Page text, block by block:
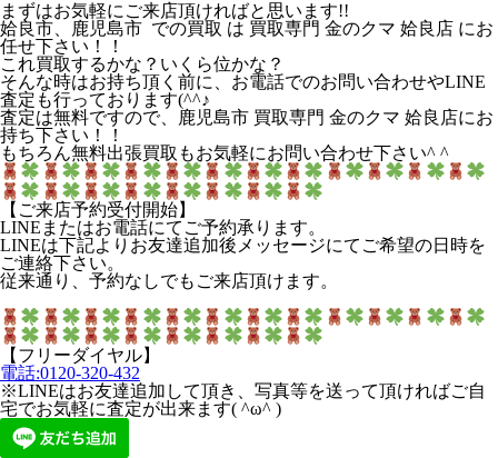
まずはお気軽にご来店頂ければと思います!!
姶良市、鹿児島市 での買取 は 買取専門 金のクマ 姶良店 にお
任せ下さい！！
これ買取するかな？いくら位かな？
そんな時はお持ち頂く前に、お電話でのお問い合わせやLINE
査定も行っております(^^♪
査定は無料ですので、鹿児島市 買取専門 金のクマ 姶良店にお
持ち下さい！！
もちろん無料出張買取もお気軽にお問い合わせ下さい^ ^
【ご来店予約受付開始】
LINEまたはお電話にてご予約承ります。
LINEは下記よりお友達追加後メッセージにてご希望の日時を
ご連絡下さい。
従来通り、予約なしでもご来店頂けます。
【フリーダイヤル】
電話:0120-320-432
※LINEはお友達追加して頂き、写真等を送って頂ければご自
宅でお気軽に査定が出来ます( ^ω^ )